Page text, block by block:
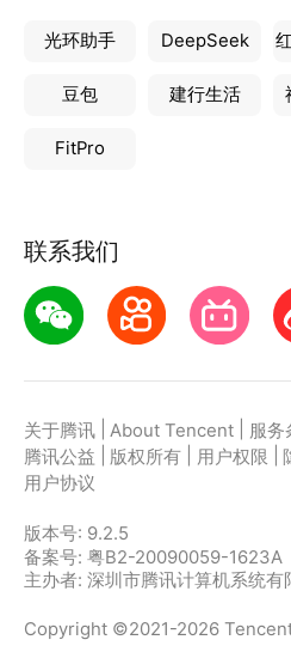
光环助手 DeepSeek
豆包 建行生活
FitPro
联系我们
关于腾讯 About Tencent 服务
腾讯公益
版权所有 用户权限
用户协议
版本号: 9.2.5
备案号: 粤B2-20090059-1623A
主办者: 深圳市腾讯计算机系统有
Copyright ©2021-2026